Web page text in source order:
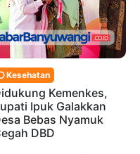
Kesehatan
Kemenkes,
Ipuk Galakkan
Bebas Nyamuk
DBD